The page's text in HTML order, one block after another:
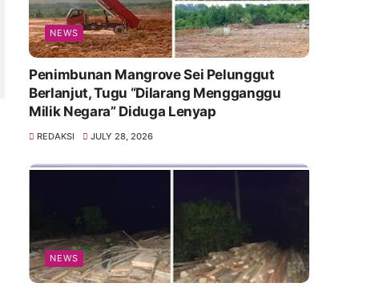
NEWS
Penimbunan Mangrove Sei Pelunggut
Berlanjut, Tugu “Dilarang Mengganggu
Milik Negara” Diduga Lenyap
REDAKSI JULY 28, 2026
NEWS